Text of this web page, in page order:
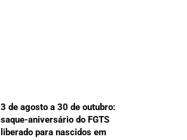
3 de agosto a 30 de outubro:
saque-aniversário do FGTS
liberado para nascidos em